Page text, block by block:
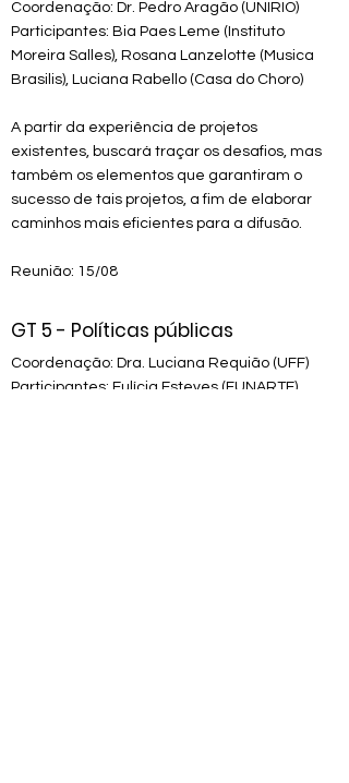
Coordenação: Dr. Pedro Aragão (UNIRIO)
Participantes: Bia Paes Leme (Instituto
Moreira Salles), Rosana Lanzelotte (Musica
Brasilis), Luciana Rabello (Casa do Choro)
A partir da experiência de projetos
existentes, buscará traçar os desafios, mas
também os elementos que garantiram o
sucesso de tais projetos, a fim de elaborar
caminhos mais eficientes para a difusão.
Reunião: 15/08
GT 5 - Políticas públicas
Coordenação: Dra. Luciana Requião (UFF)
Participantes: Eulícia Esteves (FUNARTE),